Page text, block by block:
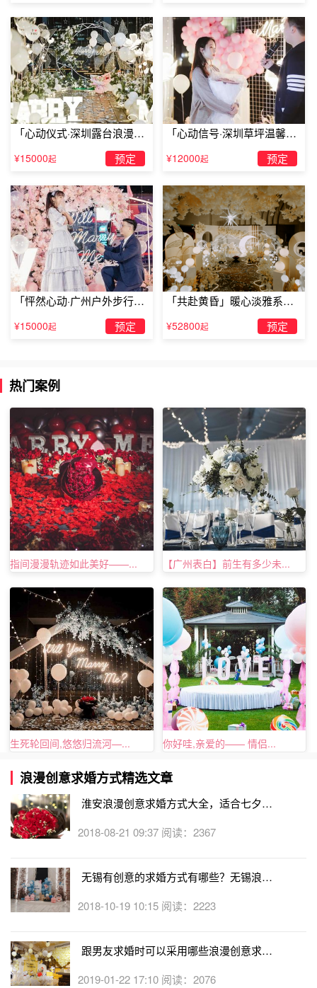
「心动仪式·深圳露台浪漫求
¥15000起 预定
「心动信号·深圳草坪温馨求
¥12000起 预定
「怦然心动·广州户外步行街
求婚」
¥15000起 预定
「共赴黄昏」暖心淡雅系求
婚仪式
¥52800起 预定
热门案例
指间漫漫轨迹如此美好——... 【广州表白】前生有多少未...
生死轮回间,悠悠归流河—... 你好哇,亲爱的—— 情侣...
浪漫创意求婚方式精选文章
淮安浪漫创意求婚方式大全，适合七夕节
2018-08-21 09:37 阅读：2367
无锡有创意的求婚方式有哪些？无锡浪漫
2018-10-19 10:15 阅读：2223
跟男友求婚时可以采用哪些浪漫创意求婚
2019-01-22 17:10 阅读：2076